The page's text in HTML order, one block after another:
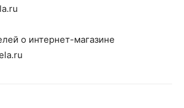
о интернет-магазине